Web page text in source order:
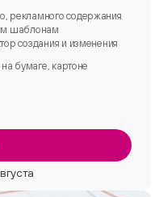
рекламного содержания
шаблонам
создания и изменения
бумаге, картоне